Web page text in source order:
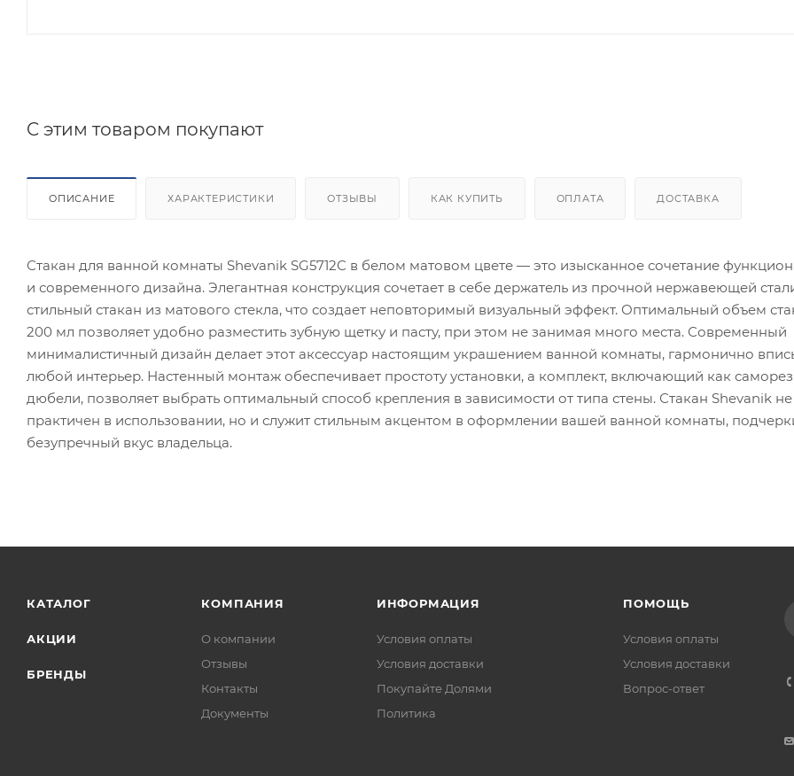
C этим товаром покупают
ОПИСАНИЕ ХАРАКТЕРИСТИКИ ОТЗЫВЫ КАК КУПИТЬ ОПЛАТА ДОСТАВКА
Стакан для ванной комнаты Shevanik SG5712C в белом матовом цвете — это изысканное сочетание
и современного дизайна. Элегантная конструкция сочетает в себе держатель из прочной нержавеющей
стильный стакан из матового стекла, что создает неповторимый визуальный эффект. Оптимальный объем
200 мл позволяет удобно разместить зубную щетку и пасту, при этом не занимая много места. Современный
минималистичный дизайн делает этот аксессуар настоящим украшением ванной комнаты, гармонично
любой интерьер. Настенный монтаж обеспечивает простоту установки, а комплект, включающий как
дюбели, позволяет выбрать оптимальный способ крепления в зависимости от типа стены. Стакан Shevanik не
практичен в использовании, но и служит стильным акцентом в оформлении вашей ванной комнаты,
безупречный вкус владельца.
КАТАЛОГ
АКЦИИ
БРЕНДЫ
КОМПАНИЯ
О компании
Отзывы
Контакты
Документы
ИНФОРМАЦИЯ
Условия оплаты
Условия доставки
Покупайте Долями
Политика
ПОМОЩЬ
Условия оплаты
Условия доставки
Вопрос-ответ